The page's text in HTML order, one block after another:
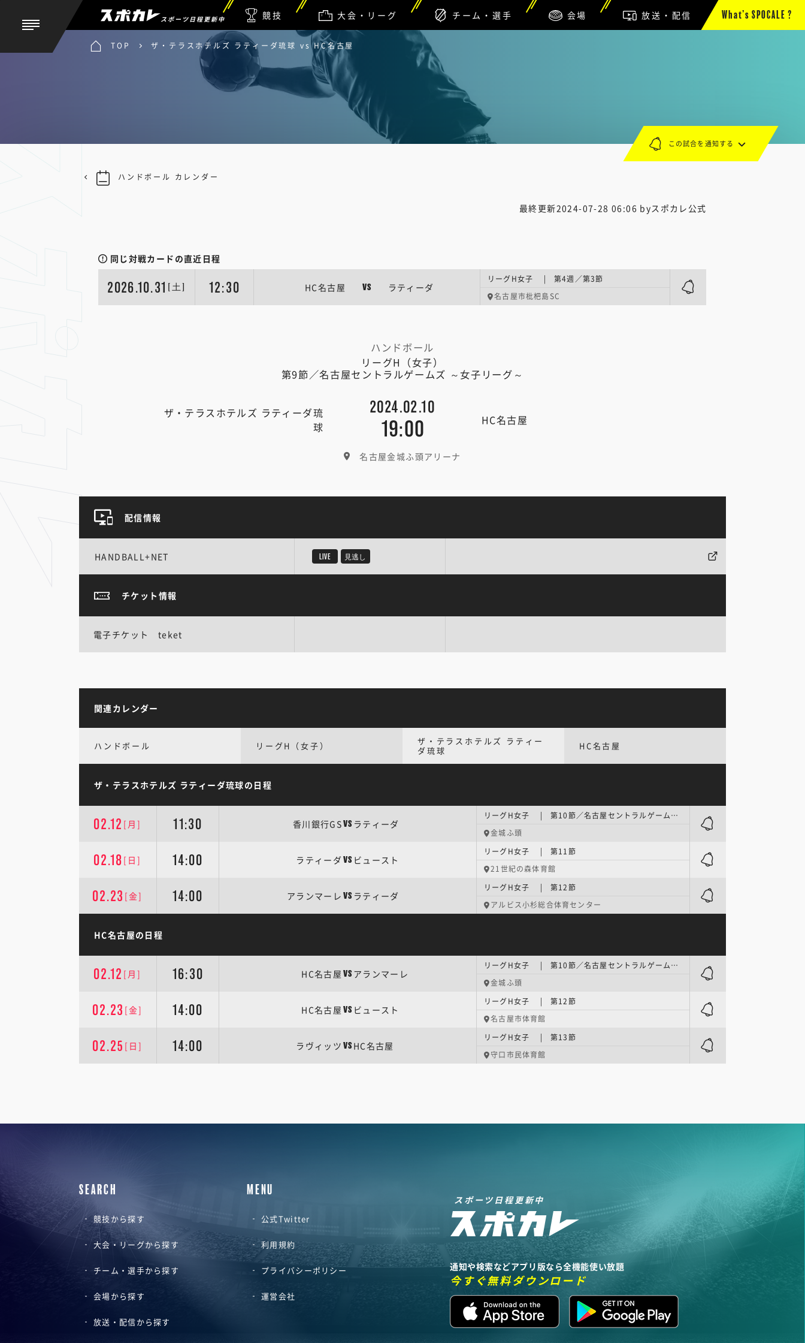
スポーツ日程更新中 競技 大会・リーグ チーム・選手 会場 放送・配信 What’s SPOCALE ?
TOP ザ・テラスホテルズ ラティーダ琉球 vs HC名古屋
最終更新2024-07-28 06:06 byスポカレ公式
同じ対戦カードの直近日程
2026.10.31 [土] 12:30 HC名古屋 VS ラティーダ
リーグH女子 | 第4週／第3節
名古屋市枇杷島SC
ハンドボール
リーグH（女子）
第9節／名古屋セントラルゲームズ ～女子リーグ～
ザ・テラスホテルズ ラティーダ琉
球
2024.02.10
19:00 HC名古屋
名古屋金城ふ頭アリーナ
この試合を通知する
ハンドボール カレンダー
配信情報
HANDBALL+NET LIVE 見逃し
チケット情報
電子チケット teket
関連カレンダー
ハンドボール リーグH（女子）
ザ・テラスホテルズ ラティー
ダ琉球
HC名古屋
ザ・テラスホテルズ ラティーダ琉球の日程
02.12 [月] 11:30 香川銀行GSVS ラティーダ
リーグH女子 | 第10節／名古屋セントラルゲームズ ～女子リーグ～
金城ふ頭
02.18 [日] 14:00 ラティーダVS ビュースト
リーグH女子 | 第11節
21世紀の森体育館
02.23 [金] 14:00 アランマーレ VS ラティーダ
リーグH女子 | 第12節
アルビス小杉総合体育センター
HC名古屋の日程
02.12 [月] 16:30 HC名古屋 VS アランマーレ
リーグH女子 | 第10節／名古屋セントラルゲームズ ～女子リーグ～
金城ふ頭
02.23 [金] 14:00 HC名古屋 VS ビュースト
リーグH女子 | 第12節
名古屋市体育館
02.25 [日] 14:00 ラヴィッツ VS HC名古屋
リーグH女子 | 第13節
守口市民体育館
SEARCH
競技から探す
大会・リーグから探す
チーム・選手から探す
会場から探す
放送・配信から探す
MENU
公式Twitter
利用規約
プライバシーポリシー
運営会社
スポーツ日程更新中
通知や検索などアプリ版なら全機能使い放題
今すぐ無料ダウンロード